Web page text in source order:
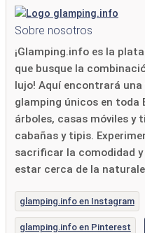
Sobre nosotros
¡Glamping.info es la
que busque la
lujo! Aquí encontrará
glamping únicos en toda
árboles, casas móviles y
cabañas y tipis.
sacrificar la comodidad
estar cerca de la
glamping.info en Instagram
glamping.info en Pinterest